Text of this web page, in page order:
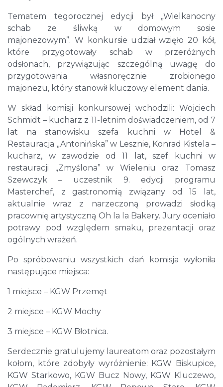
Tematem tegorocznej edycji był „Wielkanocny
schab ze śliwką w domowym sosie
majonezowym”. W konkursie udział wzięło 20 kół,
które przygotowały schab w przeróżnych
odsłonach, przywiązując szczególną uwagę do
przygotowania własnoręcznie zrobionego
majonezu, który stanowił kluczowy element dania.
W skład komisji konkursowej wchodzili: Wojciech
Schmidt – kucharz z 11-letnim doświadczeniem, od 7
lat na stanowisku szefa kuchni w Hotel &
Restauracja „Antonińska” w Lesznie, Konrad Kistela –
kucharz, w zawodzie od 11 lat, szef kuchni w
restauracji „Zmyślona” w Wieleniu oraz Tomasz
Szewczyk – uczestnik 9. edycji programu
Masterchef, z gastronomią związany od 15 lat,
aktualnie wraz z narzeczoną prowadzi słodką
pracownię artystyczną Oh la la Bakery. Jury oceniało
potrawy pod względem smaku, prezentacji oraz
ogólnych wrażeń.
Po spróbowaniu wszystkich dań komisja wyłoniła
następujące miejsca:
1 miejsce – KGW Przemęt
2 miejsce – KGW Mochy
3 miejsce – KGW Błotnica.
Serdecznie gratulujemy laureatom oraz pozostałym
kołom, które zdobyły wyróżnienie: KGW Biskupice,
KGW Starkowo, KGW Bucz Nowy, KGW Kluczewo,